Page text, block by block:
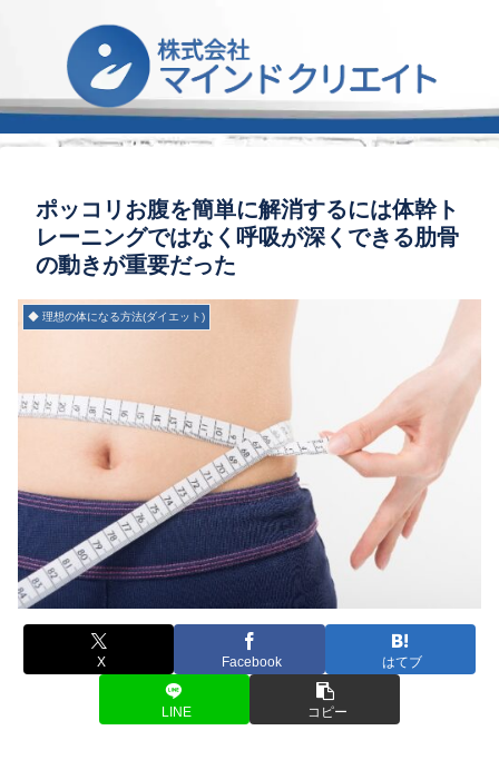
ポッコリお腹を簡単に解消するには体幹ト
レーニングではなく呼吸が深くできる肋骨
の動きが重要だった
◆ 理想の体になる方法(ダイエット)
X Facebook はてブ
LINE コピー